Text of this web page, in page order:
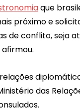
que
próximo e
de conflito, seja
das